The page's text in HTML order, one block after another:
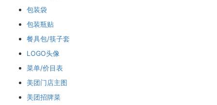
包装袋
包装瓶贴
餐具包/筷子套
LOGO头像
菜单/价目表
美团门店主图
美团招牌菜